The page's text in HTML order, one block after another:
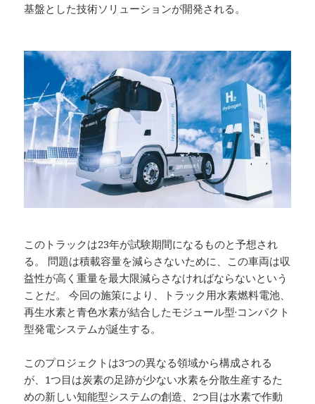
基盤とした技術ソリューションが開発される。
このトラックは23年が試験期間になるものと予想され
る。 問題は積載容量を減らさないために、この車両は収
益性が高く重量を最大限減らさなければならないという
ことだ。 今回の施策により、トラック用水素燃料電池、
再生水素と青色水素が結合したモジュール型·コンパクト
型発電システムが誕生する。
このプロジェクトは3つの異なる領域から構成される
が、1つ目は炭素の足跡が少ない水素を分散生産するた
めの新しい知能型システムの創造、2つ目は水素で作動